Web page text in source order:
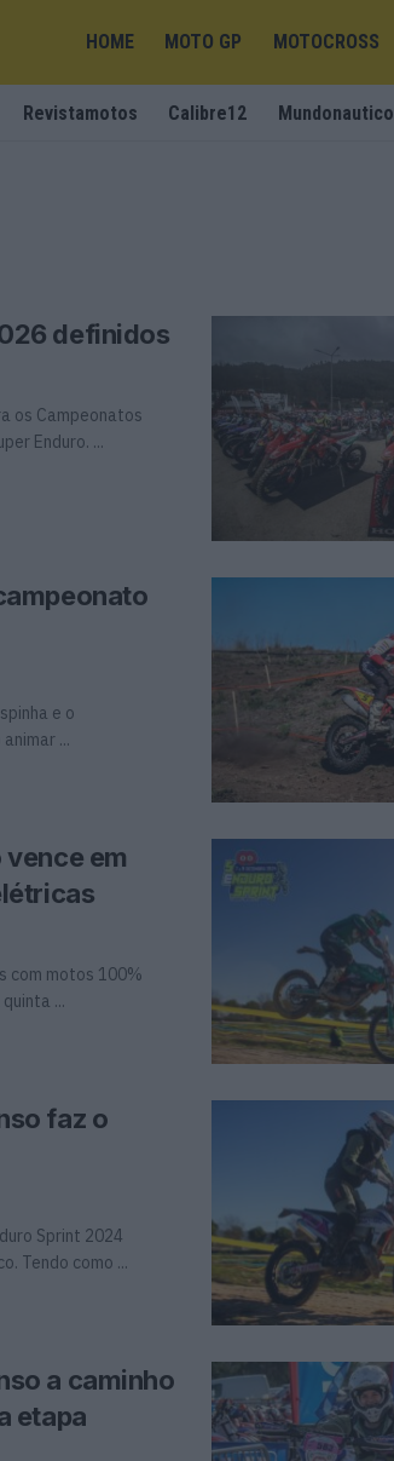
HOME MOTO GP MOTOCROSS
Revistamotos Calibre12 Mundonautico
definidos
os Campeonatos
Enduro. ...
e o
...
vence em
com motos 100%
...
faz o
Sprint 2024
Tendo como ...
a caminho
etapa